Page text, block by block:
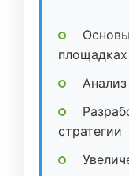
площадках
стратегии